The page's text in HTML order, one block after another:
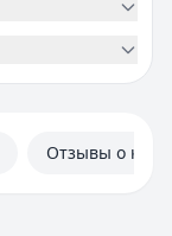
Отзывы о